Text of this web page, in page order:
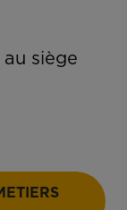
siège